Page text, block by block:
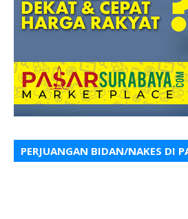
PERJUANGAN BIDAN/NAKES DI